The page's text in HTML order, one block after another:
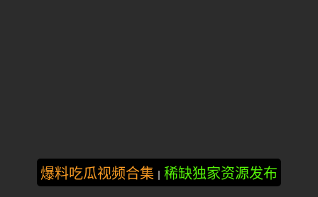
爆料吃瓜视频合集 稀缺独家资源发布